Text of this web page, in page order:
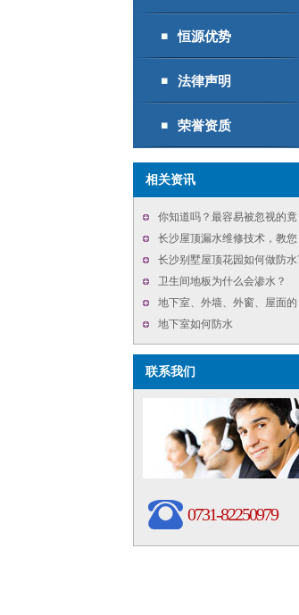
恒源优势
法律声明
荣誉资质
相关资讯
你知道吗？最容易被忽视的竟
然是外墙防水
长沙屋顶漏水维修技术，教您
做屋顶做补漏专家
长沙别墅屋顶花园如何做防水
卫生间地板为什么会渗水？
地下室、外墙、外窗、屋面的
防水要点，精华总结！
地下室如何防水
联系我们
0731-82250979